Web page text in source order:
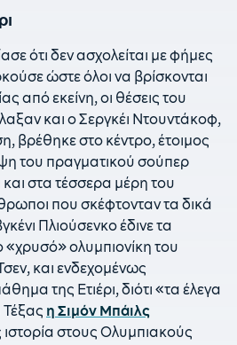
ότι δεν ασχολείται με φήμες
ώστε όλοι να βρίσκονται
από εκείνη, οι θέσεις του
και ο Σεργκέι Ντουντάκοφ,
βρέθηκε στο κέντρο, έτοιμος
του πραγματικού σούπερ
και στα τέσσερα μέρη του
που σκέφτονταν τα δικά
Πλιούσενκο έδινε τα
ολυμπιονίκη του
και ενδεχομένως
της Ετιέρι, διότι «τα έλεγα
Τέξας η Σιμόν Μπάιλς
ιστορία στους Ολυμπιακούς